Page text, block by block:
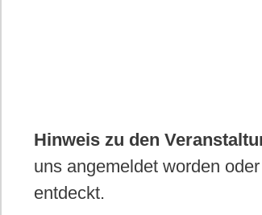
n
.
Hinweis zu den
uns angemeldet worden
entdeckt.